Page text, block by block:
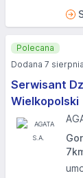
Serwisant
Wielkopolski
Polecana
Dodana 7 sierpnia